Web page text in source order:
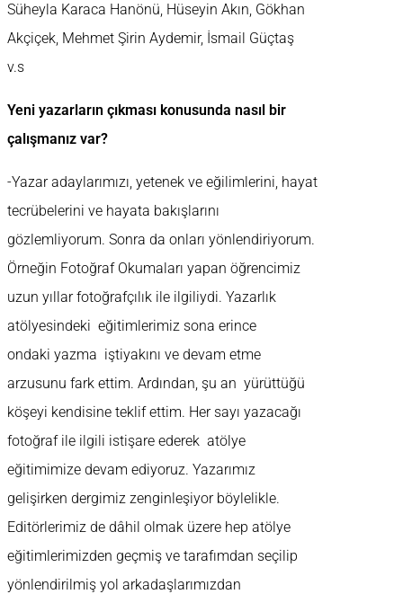
Süheyla Karaca Hanönü, Hüseyin Akın, Gökhan
Akçiçek, Mehmet Şirin Aydemir, İsmail Güçtaş
v.s
Yeni yazarların çıkması konusunda nasıl bir
çalışmanız var?
-Yazar adaylarımızı, yetenek ve eğilimlerini, hayat
tecrübelerini ve hayata bakışlarını
gözlemliyorum. Sonra da onları yönlendiriyorum.
Örneğin Fotoğraf Okumaları yapan öğrencimiz
uzun yıllar fotoğrafçılık ile ilgiliydi. Yazarlık
atölyesindeki eğitimlerimiz sona erince
ondaki yazma iştiyakını ve devam etme
arzusunu fark ettim. Ardından, şu an yürüttüğü
köşeyi kendisine teklif ettim. Her sayı yazacağı
fotoğraf ile ilgili istişare ederek atölye
eğitimimize devam ediyoruz. Yazarımız
gelişirken dergimiz zenginleşiyor böylelikle.
Editörlerimiz de dâhil olmak üzere hep atölye
eğitimlerimizden geçmiş ve tarafımdan seçilip
yönlendirilmiş yol arkadaşlarımızdan